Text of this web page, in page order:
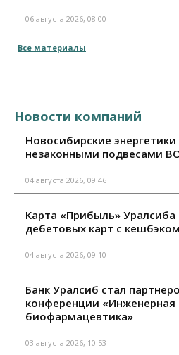
06 августа 2026, 08:00
Все материалы
Новости компаний
Новосибирские
незаконными подвесами
04 августа 2026, 09:46
Карта «Прибыль»
дебетовых карт с
04 августа 2026, 09:10
Банк Уралсиб стал
конференции «Инженерная
биофармацевтика»
03 августа 2026, 10:53